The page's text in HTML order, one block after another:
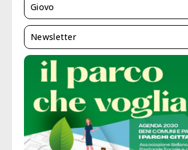
Giovo
Newsletter